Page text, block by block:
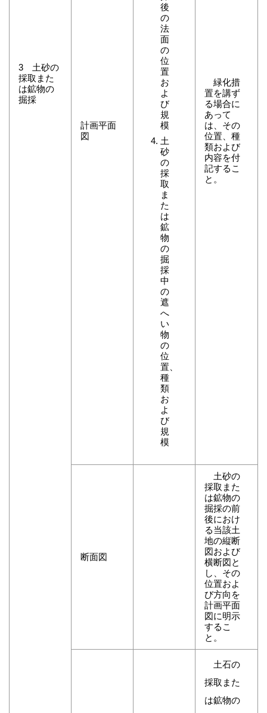
3 土砂の
採取また
は鉱物の
掘採
計画平面
図
後
の
法
面
の
位
置
お
よ
び
規
模
土
砂
の
採
取
ま
た
は
鉱
物
の
掘
採
中
の
遮
へ
い
物
の
位
置、
種
類
お
よ
び
規
模
緑化措
置を講ず
る場合に
あって
は、その
位置、種
類および
内容を付
記するこ
と。
断面図
土砂の
採取また
は鉱物の
掘採の前
後におけ
る当該土
地の縦断
図および
横断図と
し、その
位置およ
び方向を
計画平面
図に明示
するこ
と。
土石の
採取また
は鉱物の